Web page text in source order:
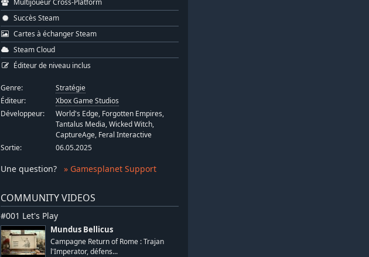
Multijoueur Cross-Platform
Succès Steam
Cartes à échanger Steam
Steam Cloud
Éditeur de niveau inclus
Genre:
Stratégie
Éditeur:
Xbox Game Studios
Développeur:
World's Edge, Forgotten Empires,
Tantalus Media, Wicked Witch,
CaptureAge, Feral Interactive
Sortie:
06.05.2025
Une question? » Gamesplanet Support
COMMUNITY VIDEOS
#001 Let's Play
Mundus Bellicus
Campagne Return of Rome : Trajan
l'Imperator, défens...